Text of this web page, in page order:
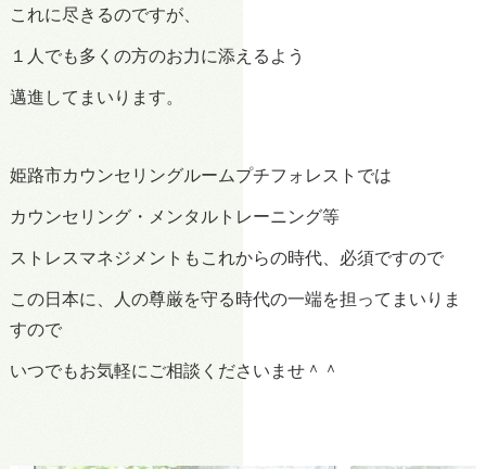
これに尽きるのですが、
１人でも多くの方のお力に添えるよう
邁進してまいります。
姫路市カウンセリングルームプチフォレストでは
カウンセリング・メンタルトレーニング等
ストレスマネジメントもこれからの時代、必須ですので
この日本に、人の尊厳を守る時代の一端を担ってまいりま
すので
いつでもお気軽にご相談くださいませ＾＾